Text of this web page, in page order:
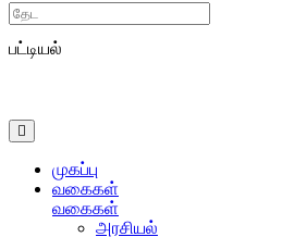
Search
பட்டியல்
முகப்பு
வகைகள்
வகைகள்
அரசியல்